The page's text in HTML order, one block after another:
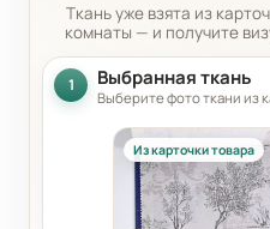
Ткань уже взята из
комнаты — и получите
1 Выбранная ткань
Выберите фото ткани из
Из карточки товара